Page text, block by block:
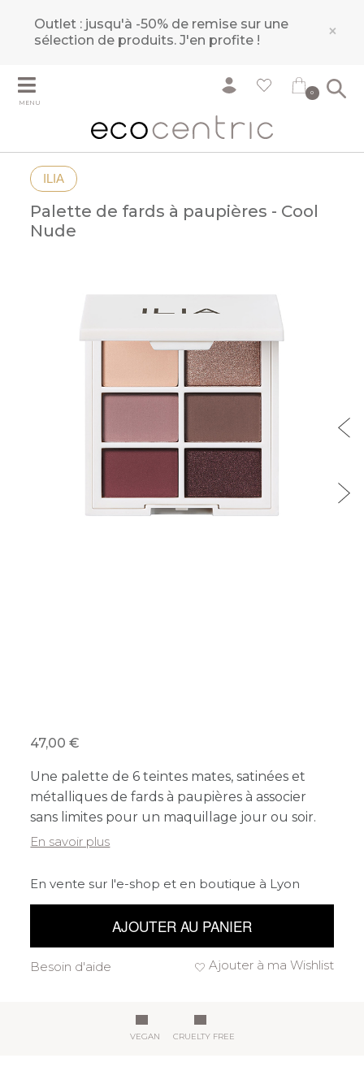
Outlet : jusqu'à -50% de remise sur une
sélection de produits.J'en profite ! ×
MENU
0
ILIA
Palette de fards à paupières - Cool
Nude
47,00
Une palette de 6 teintes mates, satinées et
métalliques de fards à paupières à associer
sans limites pour un maquillage jour ou soir.
En savoir plus
En vente sur l'e-shop et en boutique à Lyon
AJOUTER AU PANIER
Ajouter à ma Wishlist
Besoin d'aide
VEGAN CRUELTY FREE